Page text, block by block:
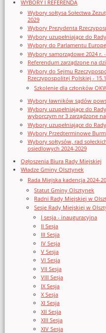
WYBORY I REFERENDA
Wybory sołtysa Sołectwa
2029
Wybory Prezydenta
Wybory uzupełniające do
Wybory do Parlamentu
Wybory samorządowe 2024 r.
Referendum zarządzone na
Wybory do Sejmu
Rzeczypospolitej Polskiej -
Szkolenie dla członków
Wybory ławników sądów
Wybory uzupełniające do
wyborczym nr 3 zarządzone
Wybory uzupełniające do
Wybory Przedterminowe
Wybory sołtysów, rad
osiedlowych 2024-2029
Ogłoszenia Biura Rady Miejskiej
Władze Gminy Olsztynek
Rada Miejska kadencja 2024-
Statut Gminy Olsztynek
Radni Rady Miejskiej w
Sesje Rady Miejskiej w
I sesja - inauguracyjna
II Sesja
III Sesja
IV Sesja
V Sesja
VI Sesja
VII Sesja
VIII Sesja
IX Sesja
X Sesja
XI Sesja
XII Sesja
XIII Sesja
XIV Sesja